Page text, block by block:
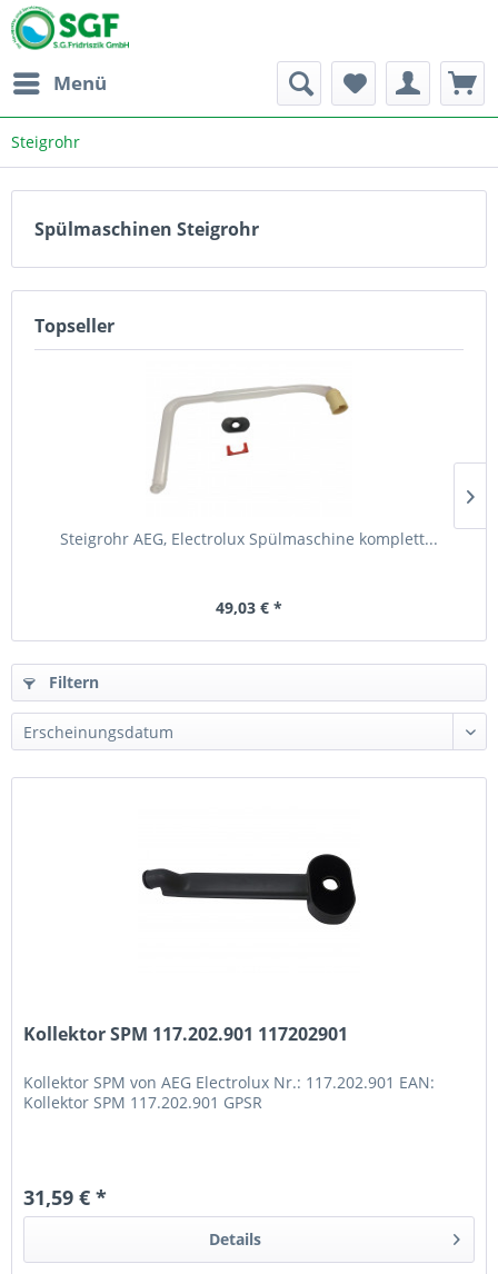
Menü
Steigrohr
Spülmaschinen Steigrohr
Topseller
Steigrohr AEG, Electrolux Spülmaschine komplett...
49,03 € *
Filtern
Kollektor SPM 117.202.901 117202901
Kollektor SPM von AEG Electrolux Nr.: 117.202.901 EAN:
Kollektor SPM 117.202.901 GPSR
31,59 € *
Details